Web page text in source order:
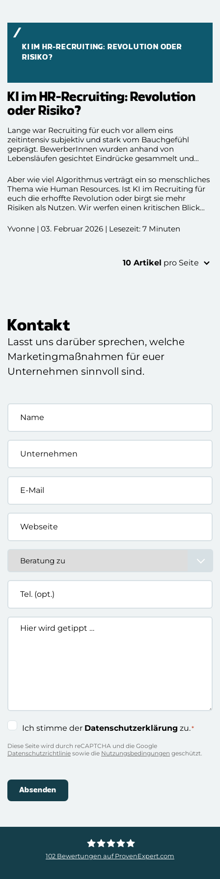
KI IM HR-RECRUITING: REVOLUTION ODER
RISIKO?
KI im HR-Recruiting: Revolution
oder Risiko?
Lange war Recruiting für euch vor allem eins
zeitintensiv subjektiv und stark vom Bauchgefühl
geprägt. BewerberInnen wurden anhand von
Lebensläufen gesichtet Eindrücke gesammelt und
und Feierabend getroffen. Doch Anfang 2026 steht HR
vor einem echten Wendepunkt. Künstliche Intelligenz
mischt den Recruiting Prozess kräftig auf und
verspricht euch mehr Effizienz Objektivität und Tempo.
Aber wie viel Algorithmus verträgt ein so menschliches
Thema wie Human Resources. Ist KI im Recruiting für
euch die erhoffte Revolution oder birgt sie mehr
Risiken als Nutzen. Wir werfen einen kritischen Blick
wo KI euch im Umgang mit BewerberInnen wirklich
unterstützt und wo der Faktor Mensch unersetzlich
Yvonne | 03. Februar 2026 | Lesezeit: 7 Minuten
10 Artikel pro Seite
Kontakt
Lasst uns darüber sprechen, welche
Marketingmaßnahmen für euer
Unternehmen sinnvoll sind.
Name
Unternehmen
E-
Mail
*
Webseite
Tel.
(opt.)
Hier
wird
Einwilligung
Ich stimme der Datenschutzerklärung zu.*
Diese Seite wird durch reCAPTCHA und die Google
Datenschutzrichtlinie sowie die Nutzungsbedingungen geschützt.
102 Bewertungen auf ProvenExpert.com